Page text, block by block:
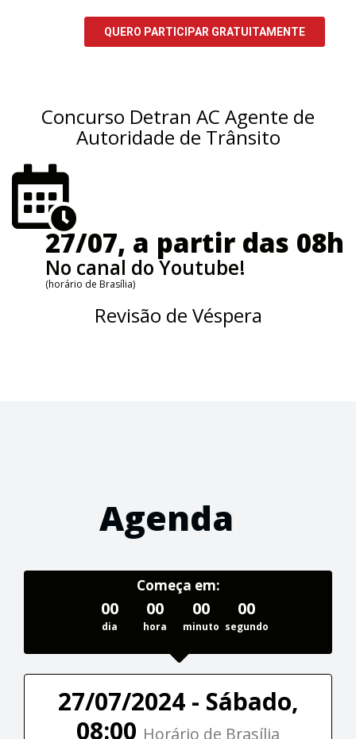
Concurso Detran AC Agente de
Autoridade de Trânsito
27/07, a partir das 08h
No canal do Youtube!
(horário de Brasília)
Revisão de Véspera
Agenda
Começa em:
00
dia
00
hora
00
minuto
00
segundo
27/07/2024 - Sábado,
08:00 Horário de Brasília